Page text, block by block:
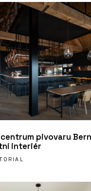
pivovaru
interiér